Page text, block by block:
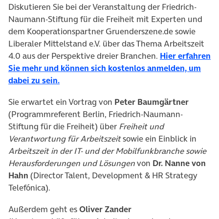
Diskutieren Sie bei der Veranstaltung der Friedrich-
Naumann-Stiftung für die Freiheit mit Experten und
dem Kooperationspartner Gruenderszene.de sowie
Liberaler Mittelstand e.V. über das Thema Arbeitszeit
4.0 aus der Perspektive dreier Branchen. Hier erfahren
Sie mehr und können sich kostenlos anmelden, um
dabei zu sein.
Sie erwartet ein Vortrag von Peter Baumgärtner
(Programmreferent Berlin, Friedrich-Naumann-
Stiftung für die Freiheit) über Freiheit und
Verantwortung für Arbeitszeitsowie ein Einblick in
Arbeitszeit in der IT- und der Mobilfunkbranche sowie
Herausforderungen und Lösungenvon Dr. Nanne von
Hahn (Director Talent, Development & HR Strategy
Telefónica).
Außerdem geht esOliver Zander